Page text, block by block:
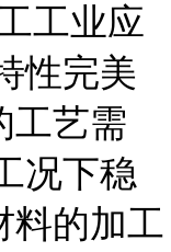
工业应
性完美
工艺需
况下稳
料的加工